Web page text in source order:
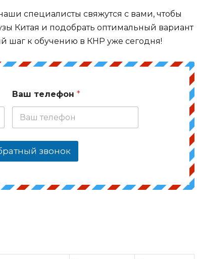
специалисты свяжутся с вами, чтобы
Китая и подобрать оптимальный вариант
шаг к обучению в КНР уже сегодня!
Ваш телефон *
звонок